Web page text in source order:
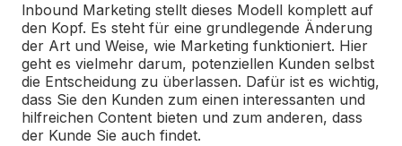
lnbound Marketing stellt dieses Modell komplett auf
den Kopf. Es steht für eine grundlegende Änderung
der Art und Weise, wie Marketing funktioniert. Hier
geht es vielmehr darum, potenziellen Kunden selbst
die Entscheidung zu überlassen. Dafür ist es wichtig,
dass Sie den Kunden zum einen interessanten und
hilfreichen Content bieten und zum anderen, dass
der Kunde Sie auch findet.